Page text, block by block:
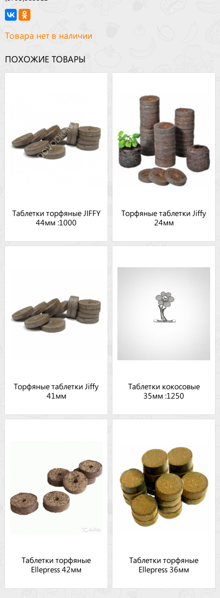
Товара нет в наличии
ПОХОЖИЕ ТОВАРЫ
Таблетки торфяные JIFFY
44мм :1000
Торфяные таблетки Jiffy
24мм
Торфяные таблетки Jiffy
41мм
Таблетки кокосовые
35мм :1250
Таблетки торфяные
Ellepress 42мм
Таблетки торфяные
Ellepress 36мм